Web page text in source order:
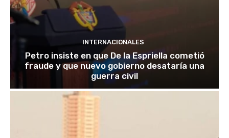
INTERNACIONALES
Petro insiste en que De la Espriella cometió
fraude y que nuevo gobierno desataría una
guerra civil